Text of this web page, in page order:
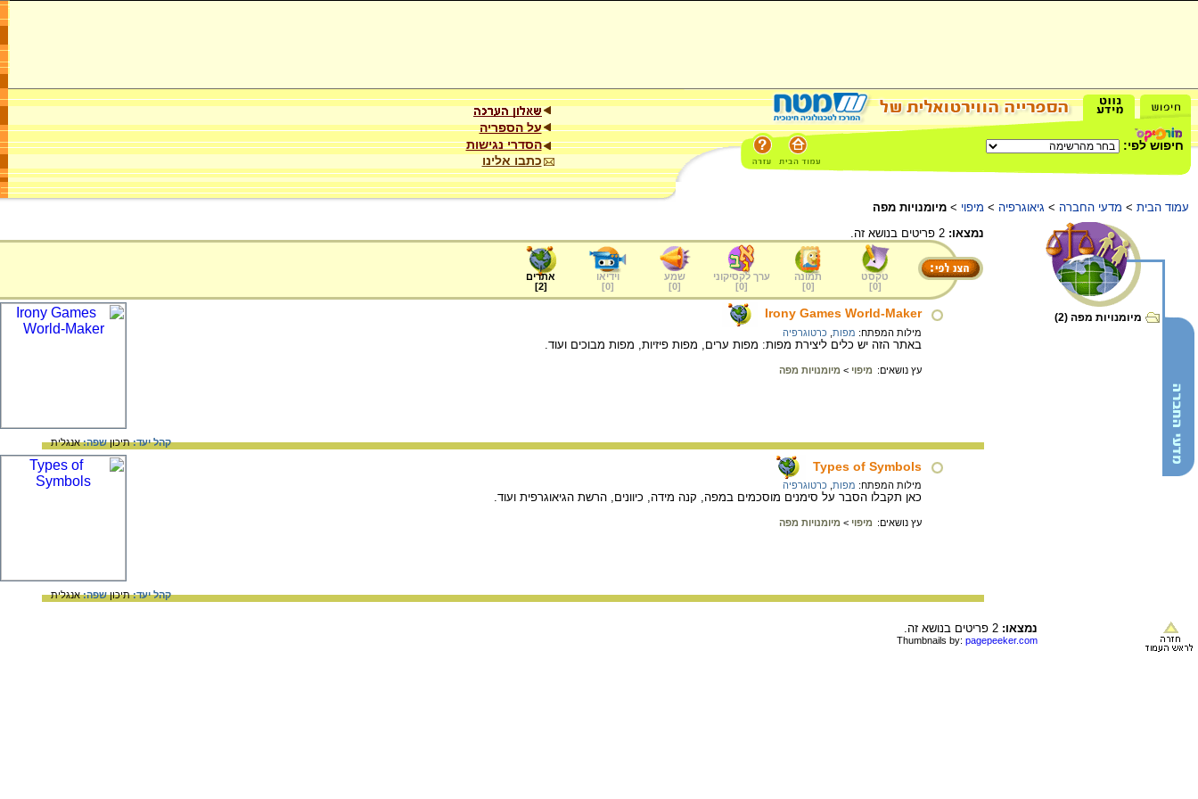
חיפוש לפי:
על הספריה
הסדרי נגישות
כתבו אלינו
עמוד הבית > מדעי החברה > גיאוגרפיה > מיפוי > מיומנויות מפה
מיומנויות מפה (2)
נמצאו:
טקסט
[
0
]
תמונה
[
0
]
ערך לקסיקוני
[
0
]
שמע
[
0
]
וידיאו
[
0
]
אתרים
[
2
]
Irony Games World-Maker
מילות המפתח: מפות כרטוגרפיה
באתר הזה יש כלים ליצירת מפות: מפות ערים, מפות פיזיות, מפות מבוכים ועוד.
עץ נושאים: מיפוי > מיומנויות מפה
קהל יעד:תיכוןשפה:אנגלית
Types of Symbols
מילות המפתח: מפות כרטוגרפיה
כאן תקבלו הסבר על סימנים מוסכמים במפה, קנה מידה, כיוונים, הרשת הגיאוגרפית ועוד.
עץ נושאים: מיפוי > מיומנויות מפה
קהל יעד:תיכוןשפה:אנגלית
נמצאו:
Thumbnails by: pagepeeker.com